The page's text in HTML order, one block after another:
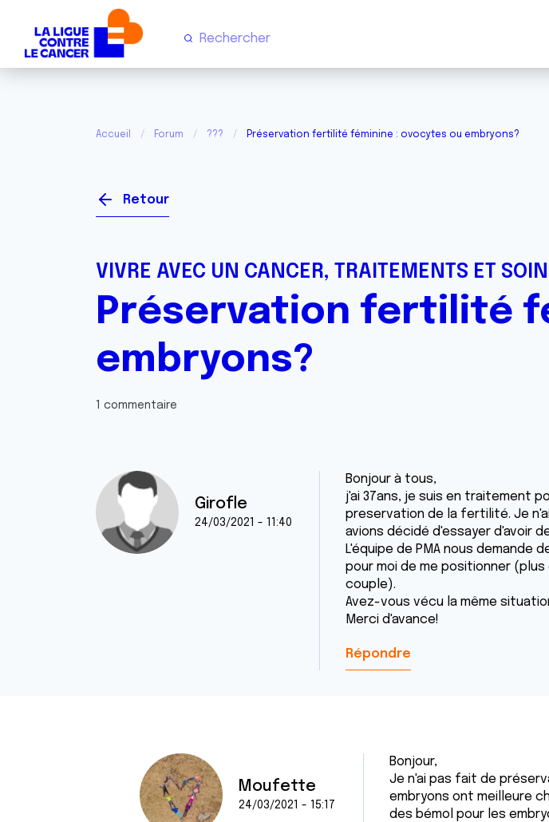
Accueil Forum ??? Préservation fertilité féminine : ovocytes ou embryons?
Retour
VIVRE AVEC UN CANCER, TRAITEMENTS ET
Préservation fertilité
embryons?
1 commentaire
Girofle
24/03/2021 - 11:40
Bonjour à tous,
j'ai 37ans, je suis en traitement
preservation de la fertilité. Je
avions décidé d'essayer d'avoir
L'équipe de PMA nous
pour moi de me positionner
couple).
Avez-vous vécu la même
Merci d'avance!
Répondre
Moufette
24/03/2021 - 15:17
Bonjour,
Je n'ai pas fait de
embryons ont meilleure
des bémol pour les